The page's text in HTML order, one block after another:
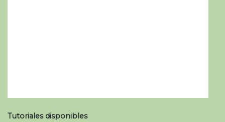
Tutoriales disponibles